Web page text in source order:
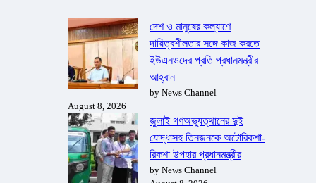
দেশ ও মানুষের কল্যাণে
দায়িত্বশীলতার সঙ্গে কাজ করতে
ইউএনওদের প্রতি প্রধানমন্ত্রীর
আহ্বান
by News Channel
August 8, 2026
জুলাই গণঅভ্যুত্থানের দুই
যোদ্ধাসহ তিনজনকে অটোরিকশা-
রিকশা উপহার প্রধানমন্ত্রীর
by News Channel